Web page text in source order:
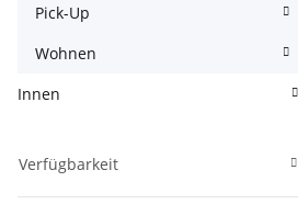
Pick-Up
Wohnen
Innen
Verfügbarkeit